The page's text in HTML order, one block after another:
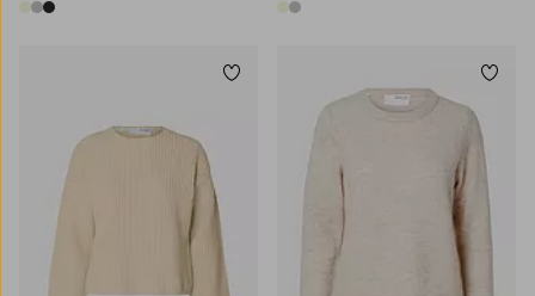
3 färger 2 färger
Lägg till i favoriter